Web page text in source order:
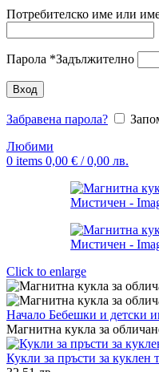
Потребителско име или
Парола *Задължително
Вход
Забравена парола?
Любими
0 items 0,00 € / 0,00 лв.
Click to enlarge
Начало Бебешки и детски
Магнитна кукла за
Кукли за пръсти за куклен